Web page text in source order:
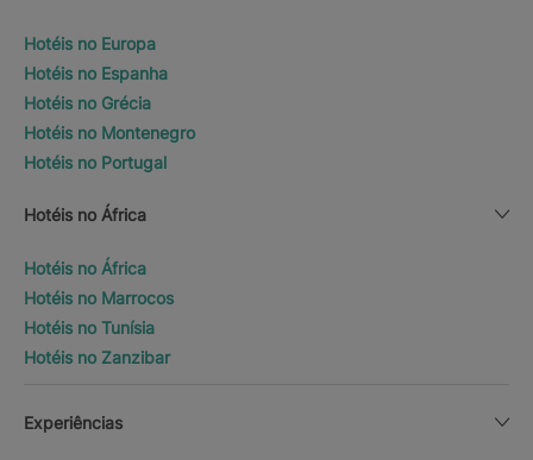
Hotéis no Europa
Hotéis no Espanha
Hotéis no Grécia
Hotéis no Montenegro
Hotéis no Portugal
Hotéis no África
Hotéis no África
Hotéis no Marrocos
Hotéis no Tunísia
Hotéis no Zanzibar
Experiências